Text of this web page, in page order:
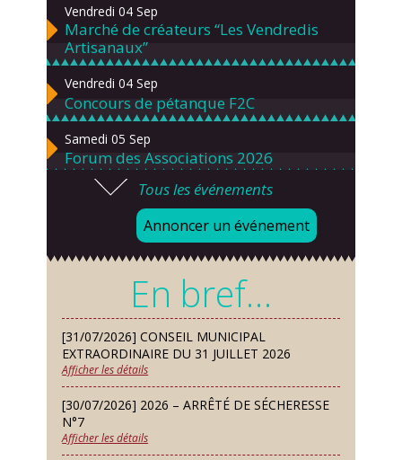
Vendredi 04 Sep
Marché de créateurs “Les Vendredis
Artisanaux”
Vendredi 04 Sep
Concours de pétanque F2C
Samedi 05 Sep
Forum des Associations 2026
Lundi 07 Sep
Danses solo et en couple – cours
d’essai gratuit
Mardi 08 Sep
Chorale À travers chants
Samedi 12 Sep
Défi de pêche aux leurres (concept
lure house)
Dimanche 13 Sep
Repas de fouées
Lundi 14 Sep
Tous les événements
Annoncer un événement
En bref…
[31/07/2026] CONSEIL MUNICIPAL
EXTRAORDINAIRE DU 31 JUILLET 2026
Afficher les détails
[30/07/2026] 2026 – ARRÊTÉ DE SÉCHERESSE
N°7
Afficher les détails